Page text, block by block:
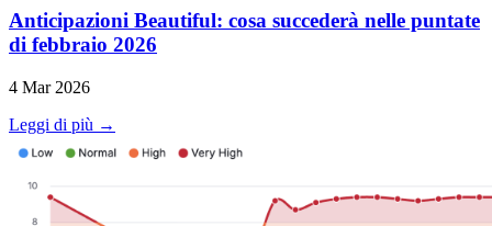
Anticipazioni Beautiful: cosa succederà nelle puntate
di febbraio 2026
4 Mar 2026
Leggi di più →